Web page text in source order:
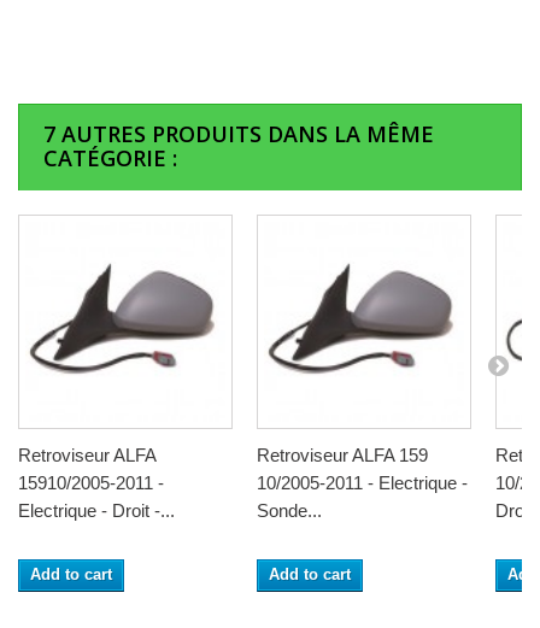
7 AUTRES PRODUITS DANS LA MÊME
CATÉGORIE :
Retroviseur ALFA
15910/2005-2011 -
Electrique - Droit -...
Add to cart
Retroviseur ALFA 159
10/2005-2011 - Electrique -
Sonde...
Add to cart
10/